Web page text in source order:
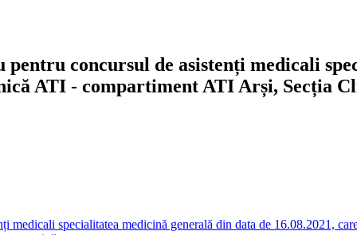
concursul de asistenți medicali
ATI - compartiment ATI Arși, Secția
medicali specialitatea medicină generală din data de 16.08.2021,